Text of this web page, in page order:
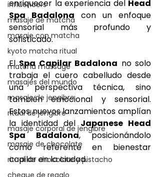
influencers
masaje de matcha
masaje con matcha
kyoto matcha ritual
matcha massage
masajes del mundo
masaje de jengibre
ritual de jengibre
masaje corporal de jengibre
masaje de chocolate
ritual de chocolate y pistacho
cheque de regalo
enriquecer la experiencia del Head
Spa Badalona con un enfoque
sensorial más profundo y
sofisticado.
El Spa Capilar Badalona no solo
trabaja el cuero cabelludo desde
una perspectiva técnica, sino
también emocional y sensorial.
Estos nuevos lanzamientos amplían
la identidad del Japanese Head
Spa Badalona, posicionándolo
como referente en bienestar
capilar en la ciudad.